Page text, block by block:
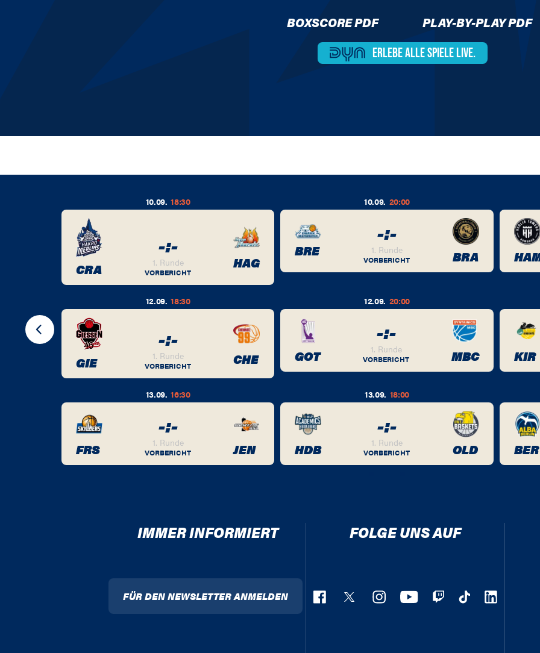
BOXSCORE PDF PLAY-BY-PLAY PDF
ERLEBE ALLESPIELE LIVE.
BER
10.09. 18:30
CRA
-:-
1. Runde
VORBERICHT
HAG
10.09. 20:00
BRE
-:-
1. Runde
VORBERICHT BRA
12.09. 18:30
GIE
-:-
1. Runde
VORBERICHT CHE
12.09. 20:00
GOT
-:-
1. Runde
VORBERICHT MBC KIR
13.09. 16:30
FRS
-:-
1. Runde
VORBERICHT JEN
13.09. 18:00
HDB
-:-
1. Runde
VORBERICHT OLD BER
IMMER INFORMIERT
FÜR DEN NEWSLETTER ANMELDEN
FOLGE UNS AUF